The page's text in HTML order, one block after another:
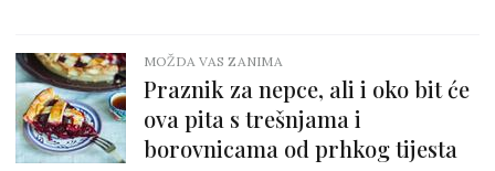
MOŽDA VAS ZANIMA
Praznik za nepce, ali i oko bit će
ova pita s trešnjama i
borovnicama od prhkog tijesta